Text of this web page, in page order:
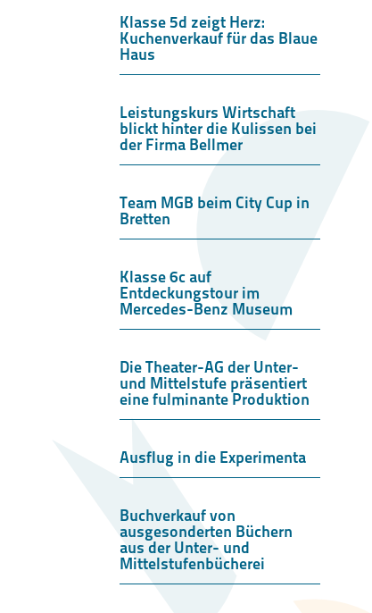
Klasse 5d zeigt Herz:
Kuchenverkauf für das Blaue
Haus
Leistungskurs Wirtschaft
blickt hinter die Kulissen bei
der Firma Bellmer
Team MGB beim City Cup in
Bretten
Klasse 6c auf
Entdeckungstour im
Mercedes-Benz Museum
Die Theater-AG der Unter-
und Mittelstufe präsentiert
eine fulminante Produktion
Ausflug in die Experimenta
Buchverkauf von
ausgesonderten Büchern
aus der Unter- und
Mittelstufenbücherei